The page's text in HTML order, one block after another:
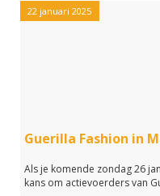
22 januari 2025
Guerilla Fashion in
Als je komende zondag 26
kans om actievoerders van